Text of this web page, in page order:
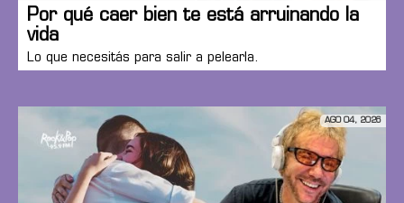
Por qué caer bien te está arruinando la
vida
Lo que necesitás para salir a pelearla.
AGO 04, 2026